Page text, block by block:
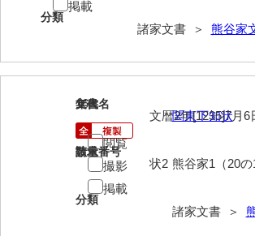
木村一人文書
清末毛利家文書
口羽家文書
国司家文書
国光家文書
国守家文書
分類
諸家文書 ＞ 熊谷家
掲載
16
文書名
関東下知状
請求番号
熊谷家1（20の
分類
諸家文書 ＞
年代
文暦2年[1235]7月6
数量
状2
閲覧
撮影
掲載